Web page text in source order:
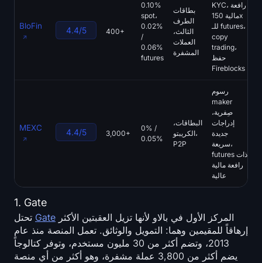
BloFin 4.4/5 400+
0.10%
spot،
0.02%
/
0.06%
futures
بطاقات
الطرف
الثالث،
العملات
المشفرة
KYC، رافعة
مالية 150x
للـ futures،
copy
trading،
حفظ
Fireblocks
MEXC 4.4/5 3,000+
0% /
0.05%
البطاقات،
الكريبتو،
P2P
رسوم
maker
صِفرية،
إدراجات
جديدة
سريعة،
futures ذات
رافعة مالية
عالية
1. Gate
Gate
إرهاقاً للمقيمين وهما: التمويل والوثائق. تعمل المنصة منذ عام
2013، وتضم أكثر من 30 مليون مستخدم، وتوفر كتالوجاً
يضم أكثر من 3,800 عملة مشفرة، وهو أكثر من أي منصة